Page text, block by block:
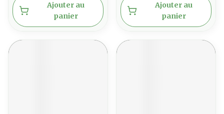
Ajouter au
panier
Ajouter au
panier